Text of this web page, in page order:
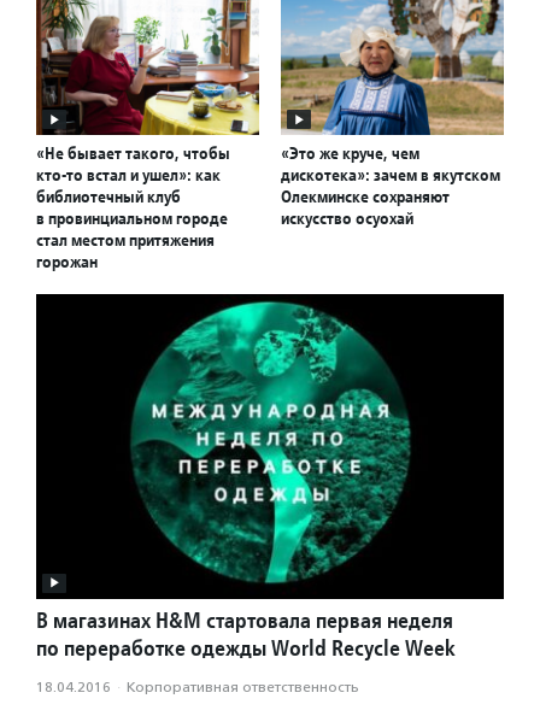
«Не бывает такого, чтобы
кто-то встал и ушел»: как
библиотечный клуб
в провинциальном городе
стал местом притяжения
горожан
«Это же круче, чем
дискотека»: зачем в якутском
Олекминске сохраняют
искусство осуохай
В магазинах H&M стартовала первая неделя
по переработке одежды World Recycle Week
18.04.2016 · Корпоративная ответственность